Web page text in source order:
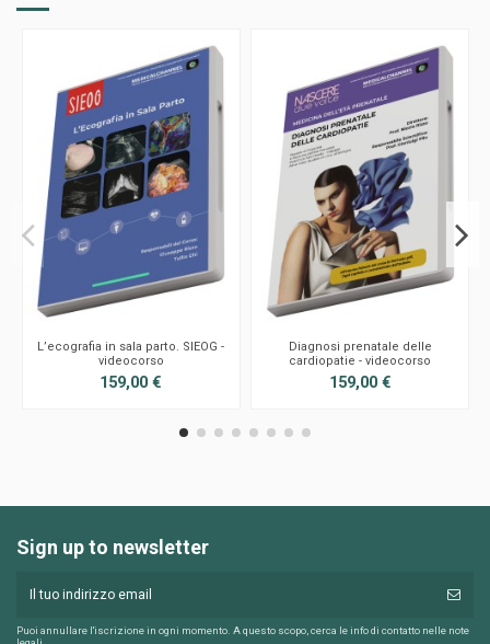
L’ecografia in sala parto. SIEOG -
videocorso
159,00 €
Diagnosi prenatale delle
cardiopatie - videocorso
159,00 €
Sign up to newsletter
Puoi annullare l'iscrizione in ogni momento. A questo scopo, cerca le info di contatto nelle note